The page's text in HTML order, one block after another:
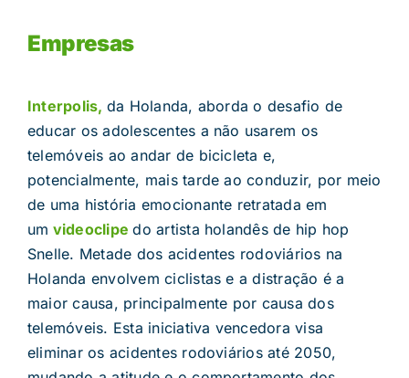
Empresas
Interpolis, da Holanda, aborda o desafio de
educar os adolescentes a não usarem os
telemóveis ao andar de bicicleta e,
potencialmente, mais tarde ao conduzir, por meio
de uma história emocionante retratada em
um videoclipedo artista holandês de hip hop
Snelle. Metade dos acidentes rodoviários na
Holanda envolvem ciclistas e a distração é a
maior causa, principalmente por causa dos
telemóveis. Esta iniciativa vencedora visa
eliminar os acidentes rodoviários até 2050,